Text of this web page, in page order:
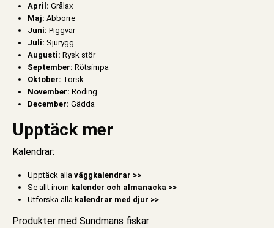
April: Grålax
Maj: Abborre
Juni: Piggvar
Juli: Sjurygg
Augusti: Rysk stör
September: Rötsimpa
Oktober: Torsk
November: Röding
December: Gädda
Upptäck mer
Kalendrar:
Upptäck alla väggkalendrar >>
Se allt inom kalender och almanacka >>
Utforska alla kalendrar med djur >>
Produkter med Sundmans fiskar: